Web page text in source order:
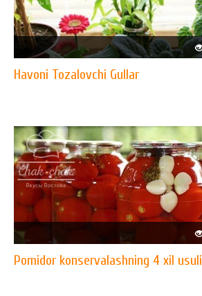
Havoni Tozalovchi Gullar
Pomidor konservalashning 4 xil usuli